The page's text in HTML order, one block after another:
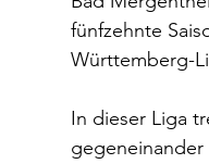
fünfzehnte
Württemberg-
In dieser Liga